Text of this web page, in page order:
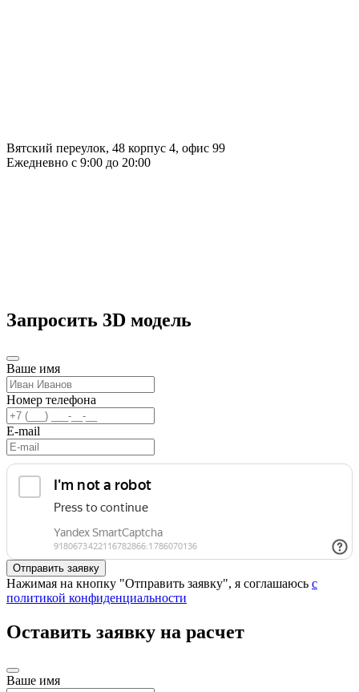
Вятский переулок, 48 корпус 4, офис 99
Ежедневно с 9:00 до 20:00
Запросить 3D модель
Ваше имя
Номер телефона
E-mail
Нажимая на кнопку "Отправить заявку", я соглашаюсь с
политикой конфиденциальности
Оставить заявку на расчет
Ваше имя